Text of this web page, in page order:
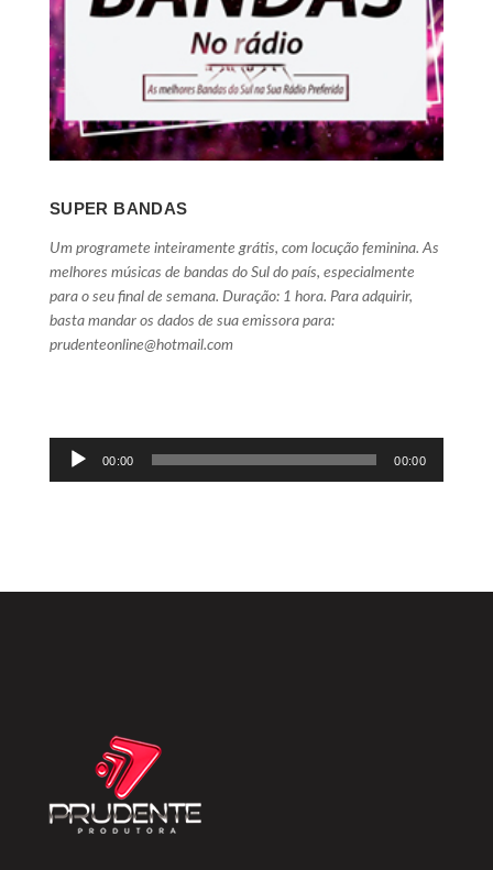
SUPER BANDAS
Um programete inteiramente grátis, com locução feminina. As
melhores músicas de bandas do Sul do país, especialmente
para o seu final de semana. Duração: 1 hora. Para adquirir,
basta mandar os dados de sua emissora para:
prudenteonline@hotmail.com
Tocador
de
00:00 00:00